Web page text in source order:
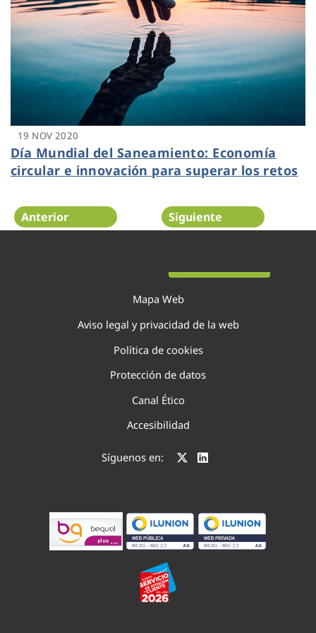
19 NOV 2020
Día Mundial del Saneamiento: Economía
circular e innovación para superar los retos
Anterior Siguiente
Mapa Web
Aviso legal y privacidad de la web
Política de cookies
Protección de datos
Canal Ético
Accesibilidad
Síguenos en: